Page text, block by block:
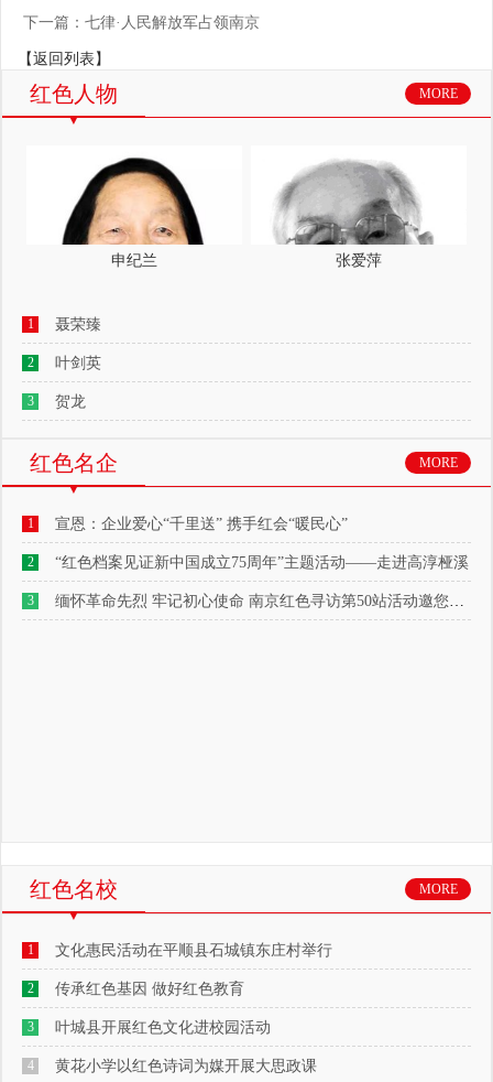
下一篇：七律·人民解放军占领南京
【返回列表】
红色人物 MORE
申纪兰 张爱萍
1 聂荣臻
2 叶剑英
3 贺龙
红色名企 MORE
1 宣恩：企业爱心“千里送” 携手红会“暖民心”
2 “红色档案见证新中国成立75周年”主题活动——走进高淳桠溪
3 缅怀革命先烈 牢记初心使命 南京红色寻访第50站活动邀您参与
红色名校 MORE
1 文化惠民活动在平顺县石城镇东庄村举行
2 传承红色基因 做好红色教育
3 叶城县开展红色文化进校园活动
4 黄花小学以红色诗词为媒开展大思政课